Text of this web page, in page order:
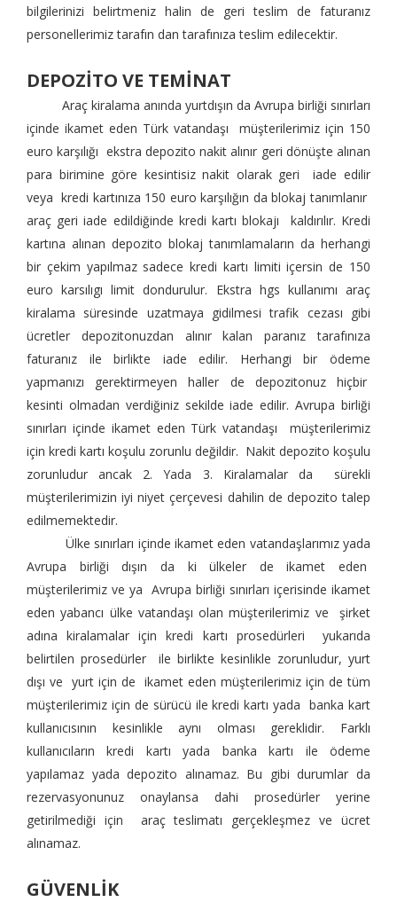
bilgilerinizi belirtmeniz halin de geri teslim de faturanız
personellerimiz tarafın dan tarafınıza teslim edilecektir.
DEPOZİTO VE TEMİNAT
Araç kiralama anında yurtdışın da Avrupa birliği sınırları
içinde ikamet eden Türk vatandaşı müşterilerimiz için 150
euro karşılığı ekstra depozito nakit alınır geri dönüşte alınan
para birimine göre kesintisiz nakit olarak geri iade edilir
veya kredi kartınıza 150 euro karşılığın da blokaj tanımlanır
araç geri iade edildiğinde kredi kartı blokajı kaldırılır. Kredi
kartına alınan depozito blokaj tanımlamaların da herhangi
bir çekim yapılmaz sadece kredi kartı limiti içersin de 150
euro karsılıgı limit dondurulur. Ekstra hgs kullanımı araç
kiralama süresinde uzatmaya gidilmesi trafik cezası gibi
ücretler depozitonuzdan alınır kalan paranız tarafınıza
faturanız ile birlikte iade edilir. Herhangi bir ödeme
yapmanızı gerektirmeyen haller de depozitonuz hiçbir
kesinti olmadan verdiğiniz sekilde iade edilir. Avrupa birliği
sınırları içinde ikamet eden Türk vatandaşı müşterilerimiz
için kredi kartı koşulu zorunlu değildir. Nakit depozito koşulu
zorunludur ancak 2. Yada 3. Kiralamalar da sürekli
müşterilerimizin iyi niyet çerçevesi dahilin de depozito talep
edilmemektedir.
Ülke sınırları içinde ikamet eden vatandaşlarımız yada
Avrupa birliği dışın da ki ülkeler de ikamet eden
müşterilerimiz ve ya Avrupa birliği sınırları içerisinde ikamet
eden yabancı ülke vatandaşı olan müşterilerimiz ve şirket
adına kiralamalar için kredi kartı prosedürleri yukarıda
belirtilen prosedürler ile birlikte kesinlikle zorunludur, yurt
dışı ve yurt için de ikamet eden müşterilerimiz için de tüm
müşterilerimiz için de sürücü ile kredi kartı yada banka kart
kullanıcısının kesinlikle aynı olması gereklidir. Farklı
kullanıcıların kredi kartı yada banka kartı ile ödeme
yapılamaz yada depozito alınamaz. Bu gibi durumlar da
rezervasyonunuz onaylansa dahi prosedürler yerine
getirilmediği için araç teslimatı gerçekleşmez ve ücret
alınamaz.
GÜVENLİK